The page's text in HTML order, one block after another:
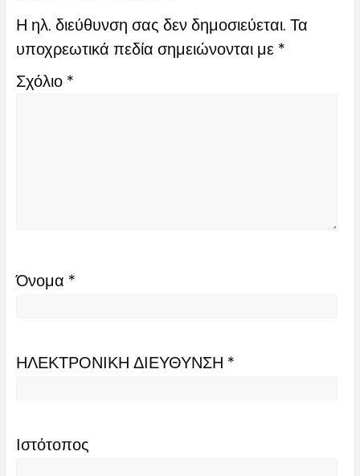
Η ηλ. διεύθυνση σας δεν δημοσιεύεται. Τα
υποχρεωτικά πεδία σημειώνονται με *
Σχόλιο *
Όνομα *
ΗΛΕΚΤΡΟΝΙΚΗ ΔΙΕΥΘΥΝΣΗ *
Ιστότοπος